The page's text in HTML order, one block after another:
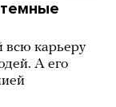
всю карьеру
А его